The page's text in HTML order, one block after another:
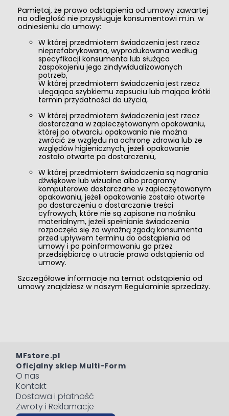
Pamiętaj, że prawo odstąpienia od umowy zawartej
na odległość nie przysługuje konsumentowi m.in. w
odniesieniu do umowy:
W której przedmiotem świadczenia jest rzecz
nieprefabrykowana, wyprodukowana według
specyfikacji konsumenta lub służąca
zaspokojeniu jego zindywidualizowanych
potrzeb,
W której przedmiotem świadczenia jest rzecz
ulegająca szybkiemu zepsuciu lub mająca krótki
termin przydatności do użycia,
W której przedmiotem świadczenia jest rzecz
dostarczana w zapieczętowanym opakowaniu,
której po otwarciu opakowania nie można
zwrócić ze względu na ochronę zdrowia lub ze
względów higienicznych, jeżeli opakowanie
zostało otwarte po dostarczeniu,
W której przedmiotem świadczenia są nagrania
dźwiękowe lub wizualne albo programy
komputerowe dostarczane w zapieczętowanym
opakowaniu, jeżeli opakowanie zostało otwarte
po dostarczeniu o dostarczanie treści
cyfrowych, które nie są zapisane na nośniku
materialnym, jeżeli spełnianie świadczenia
rozpoczęło się za wyraźną zgodą konsumenta
przed upływem terminu do odstąpienia od
umowy i po poinformowaniu go przez
przedsiębiorcę o utracie prawa odstąpienia od
umowy.
Szczegółowe informacje na temat odstąpienia od
umowy znajdziesz w naszym Regulaminie sprzedaży.
MFstore.pl
Oficjalny sklep Multi-Form
O nas
Kontakt
Dostawa i płatność
Zwroty i Reklamacje